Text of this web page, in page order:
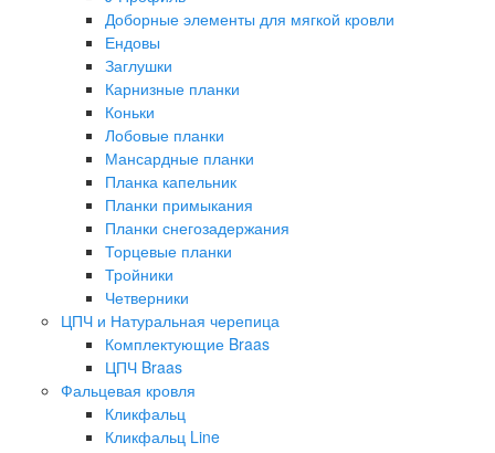
Доборные элементы для мягкой кровли
Ендовы
Заглушки
Карнизные планки
Коньки
Лобовые планки
Мансардные планки
Планка капельник
Планки примыкания
Планки снегозадержания
Торцевые планки
Тройники
Четверники
ЦПЧ и Натуральная черепица
Комплектующие Braas
ЦПЧ Braas
Фальцевая кровля
Кликфальц
Кликфальц Line